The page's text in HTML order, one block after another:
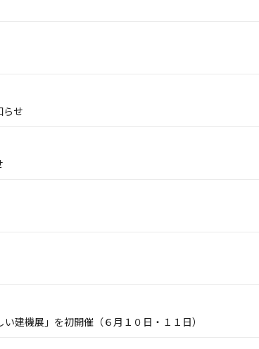
せ
建機展」を初開催（６月１０日・１１日）